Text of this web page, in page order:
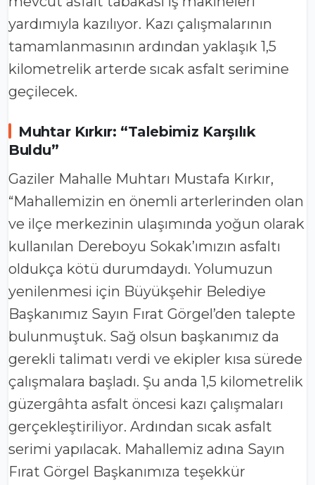
yardımıyla kazılıyor. Kazı çalışmalarının
tamamlanmasının ardından yaklaşık 1,5
kilometrelik arterde sıcak asfalt serimine
geçilecek.
Muhtar Kırkır: “Talebimiz Karşılık
Buldu”
Gaziler Mahalle Muhtarı Mustafa Kırkır,
“Mahallemizin en önemli arterlerinden olan
ve ilçe merkezinin ulaşımında yoğun olarak
kullanılan Dereboyu Sokak’ımızın asfaltı
oldukça kötü durumdaydı. Yolumuzun
yenilenmesi için Büyükşehir Belediye
Başkanımız Sayın Fırat Görgel’den talepte
bulunmuştuk. Sağ olsun başkanımız da
gerekli talimatı verdi ve ekipler kısa sürede
çalışmalara başladı. Şu anda 1,5 kilometrelik
güzergâhta asfalt öncesi kazı çalışmaları
gerçekleştiriliyor. Ardından sıcak asfalt
serimi yapılacak. Mahallemiz adına Sayın
Fırat Görgel Başkanımıza teşekkür